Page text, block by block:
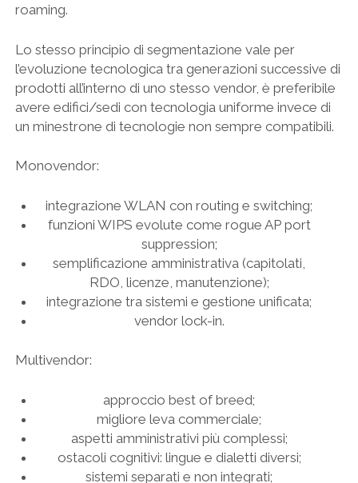
roaming.
Lo stesso principio di segmentazione vale per
l’evoluzione tecnologica tra generazioni successive di
prodotti all’interno di uno stesso vendor, è preferibile
avere edifici/sedi con tecnologia uniforme invece di
un minestrone di tecnologie non sempre compatibili.
Monovendor:
integrazione WLAN con routing e switching;
funzioni WIPS evolute come rogue AP port
suppression;
semplificazione amministrativa (capitolati,
RDO, licenze, manutenzione);
integrazione tra sistemi e gestione unificata;
vendor lock-in.
Multivendor:
approccio best of breed;
migliore leva commerciale;
aspetti amministrativi più complessi;
ostacoli cognitivi: lingue e dialetti diversi;
sistemi separati e non integrati;